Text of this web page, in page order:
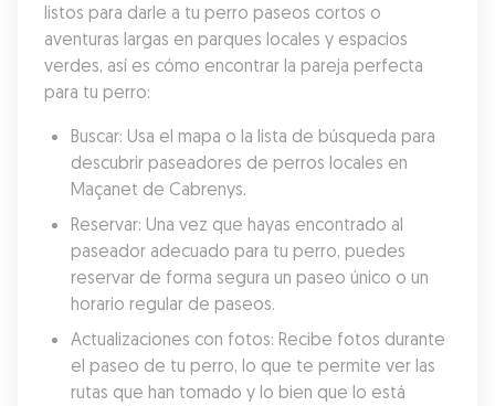
listos para darle a tu perro paseos cortos o
aventuras largas en parques locales y espacios
verdes, así es cómo encontrar la pareja perfecta
para tu perro:
Buscar: Usa el mapa o la lista de búsqueda para
descubrir paseadores de perros locales en
Maçanet de Cabrenys.
Reservar: Una vez que hayas encontrado al
paseador adecuado para tu perro, puedes
reservar de forma segura un paseo único o un
horario regular de paseos.
Actualizaciones con fotos: Recibe fotos durante
el paseo de tu perro, lo que te permite ver las
rutas que han tomado y lo bien que lo está